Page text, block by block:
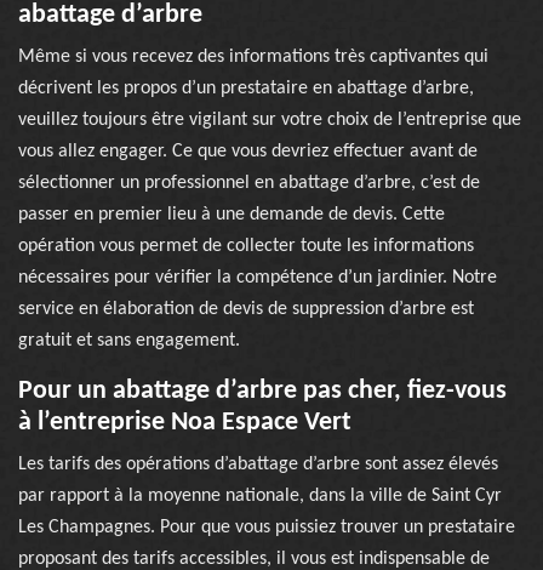
abattage d’arbre
Même si vous recevez des informations très captivantes qui
décrivent les propos d’un prestataire en abattage d’arbre,
veuillez toujours être vigilant sur votre choix de l’entreprise que
vous allez engager. Ce que vous devriez effectuer avant de
sélectionner un professionnel en abattage d’arbre, c’est de
passer en premier lieu à une demande de devis. Cette
opération vous permet de collecter toute les informations
nécessaires pour vérifier la compétence d’un jardinier. Notre
service en élaboration de devis de suppression d’arbre est
gratuit et sans engagement.
Pour un abattage d’arbre pas cher, fiez-vous
à l’entreprise Noa Espace Vert
Les tarifs des opérations d’abattage d’arbre sont assez élevés
par rapport à la moyenne nationale, dans la ville de Saint Cyr
Les Champagnes. Pour que vous puissiez trouver un prestataire
proposant des tarifs accessibles, il vous est indispensable de